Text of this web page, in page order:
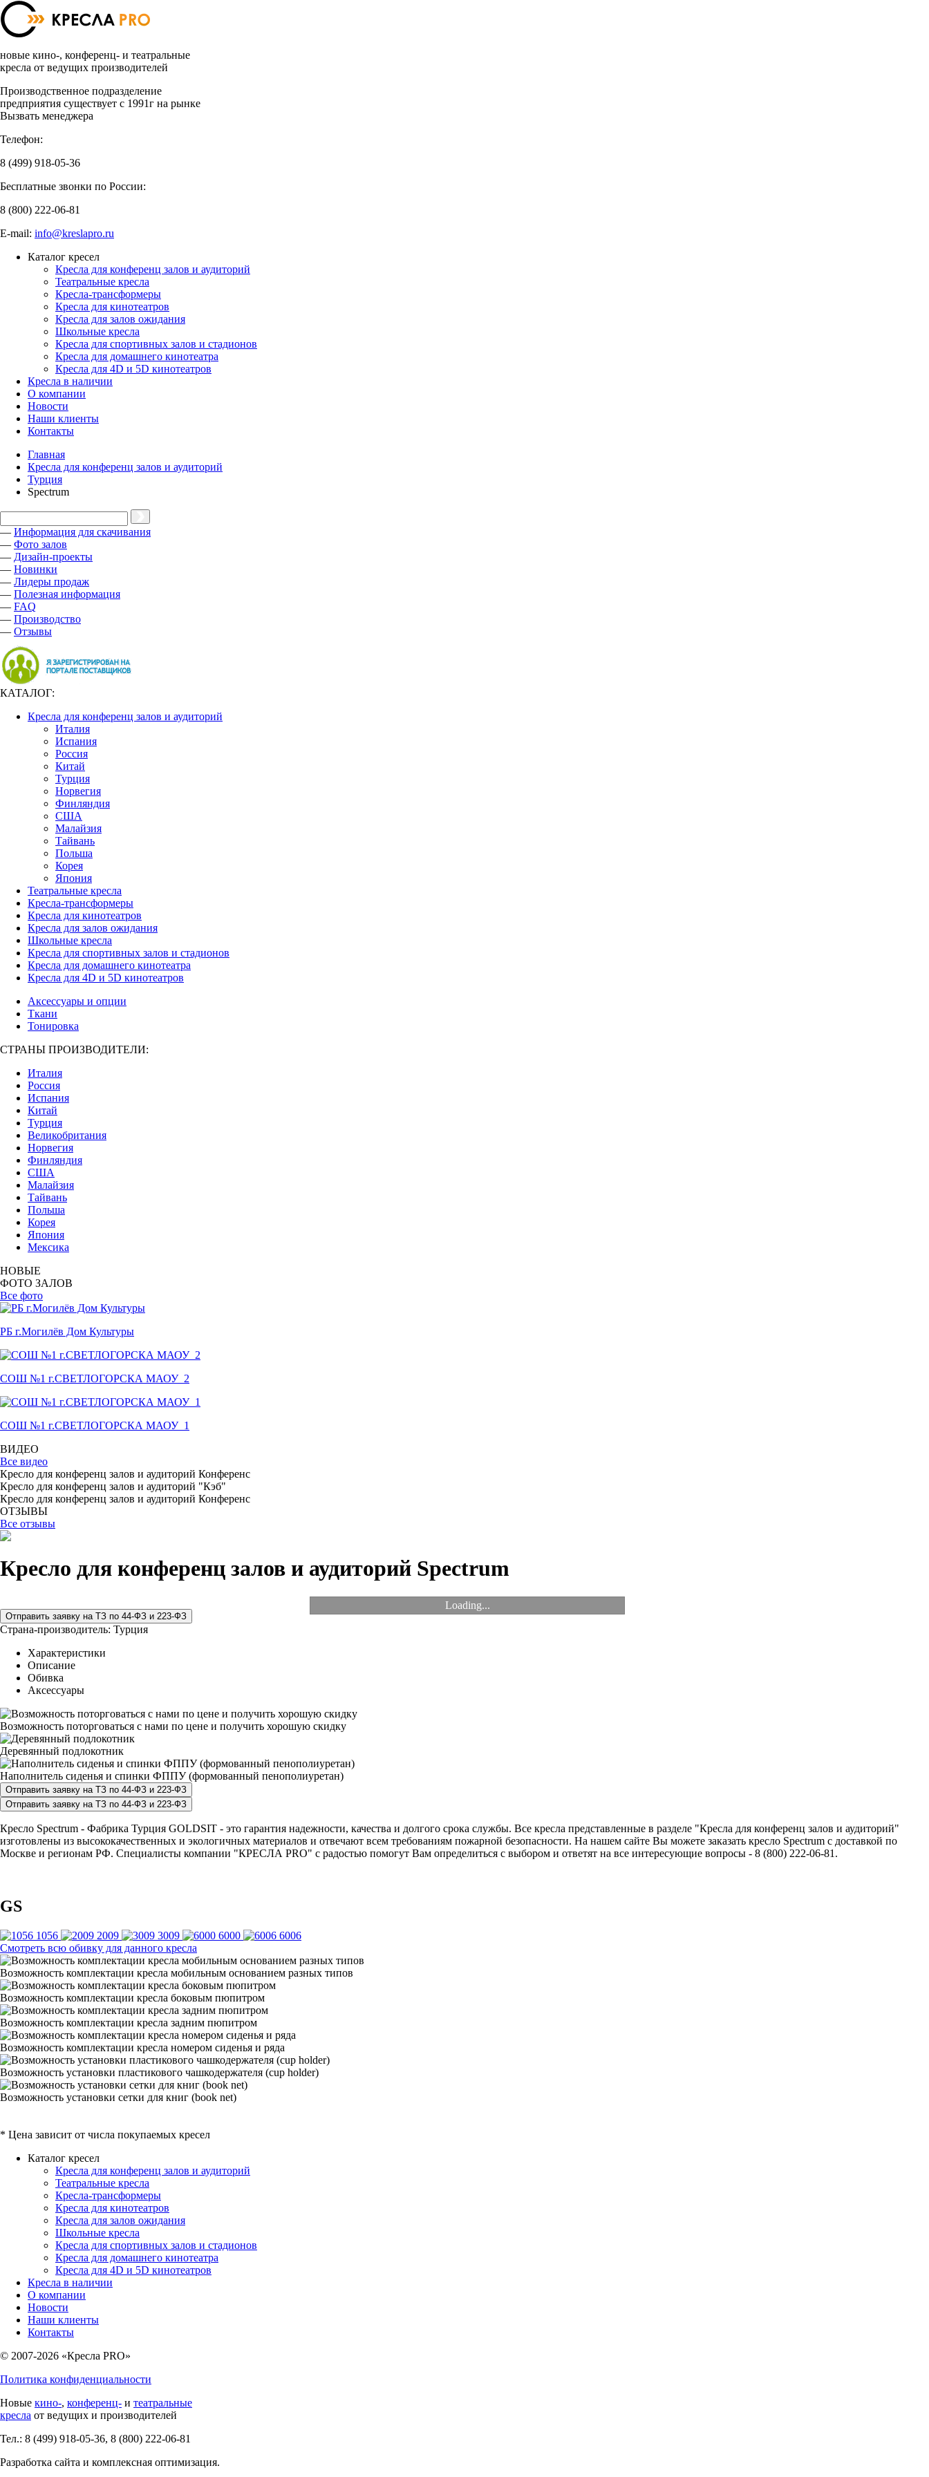
новые кино-, конференц- и театральные
кресла от ведущих производителей
Производственное подразделение
предприятия существует с 1991г на рынке
Вызвать менеджера
Телефон:
8 (499) 918-05-36
Бесплатные звонки по России:
8 (800) 222-06-81
E-mail: info@kreslapro.ru
Каталог кресел
Кресла для конференц залов и аудиторий
Театральные кресла
Кресла-трансформеры
Кресла для кинотеатров
Кресла для залов ожидания
Школьные кресла
Кресла для спортивных залов и стадионов
Кресла для домашнего кинотеатра
Кресла для 4D и 5D кинотеатров
Кресла в наличии
О компании
Новости
Наши клиенты
Контакты
Главная
Кресла для конференц залов и аудиторий
Турция
Spectrum
— Информация для скачивания
— Фото залов
— Дизайн-проекты
— Новинки
— Лидеры продаж
— Полезная информация
— FAQ
— Производство
— Отзывы
КАТАЛОГ:
Кресла для конференц залов и аудиторий
Италия
Испания
Россия
Китай
Турция
Норвегия
Финляндия
США
Малайзия
Тайвань
Польша
Корея
Япония
Театральные кресла
Кресла-трансформеры
Кресла для кинотеатров
Кресла для залов ожидания
Школьные кресла
Кресла для спортивных залов и стадионов
Кресла для домашнего кинотеатра
Кресла для 4D и 5D кинотеатров
Аксессуары и опции
Ткани
Тонировка
СТРАНЫ ПРОИЗВОДИТЕЛИ:
Италия
Россия
Испания
Китай
Турция
Великобритания
Норвегия
Финляндия
США
Малайзия
Тайвань
Польша
Корея
Япония
Мексика
НОВЫЕ
ФОТО ЗАЛОВ
Все фото
РБ г.Могилёв Дом Культуры
СОШ №1 г.СВЕТЛОГОРСКА МАОУ_2
СОШ №1 г.СВЕТЛОГОРСКА МАОУ_1
ВИДЕО
Все видео
Кресло для конференц залов и аудиторий Конференс
Кресло для конференц залов и аудиторий "Кэб"
Кресло для конференц залов и аудиторий Конференс
ОТЗЫВЫ
Все отзывы
Кресло для конференц залов и аудиторий Spectrum
Loading...
Страна-производитель: Турция
Характеристики
Описание
Обивка
Аксессуары
Возможность поторговаться с нами по цене и получить хорошую скидку
Деревянный подлокотник
Наполнитель сиденья и спинки ФППУ (формованный пенополиуретан)
Кресло Spectrum - Фабрика Турция GOLDSIT - это гарантия надежности, качества и долгого срока службы. Все кресла представленные в разделе "Кресла для конференц залов и аудиторий"
изготовлены из высококачественных и экологичных материалов и отвечают всем требованиям пожарной безопасности. На нашем сайте Вы можете заказать кресло Spectrum с доставкой по
Москве и регионам РФ. Специалисты компании "КРЕСЛА PRO" с радостью помогут Вам определиться с выбором и ответят на все интересующие вопросы - 8 (800) 222-06-81.
GS
1056 2009 3009 6000
6006
Смотреть всю обивку для данного кресла
Возможность комплектации кресла мобильным основанием разных типов
Возможность комплектации кресла боковым пюпитром
Возможность комплектации кресла задним пюпитром
Возможность комплектации кресла номером сиденья и ряда
Возможность установки пластикового чашкодержателя (cup holder)
Возможность установки сетки для книг (book net)
* Цена зависит от числа покупаемых кресел
Каталог кресел
Кресла для конференц залов и аудиторий
Театральные кресла
Кресла-трансформеры
Кресла для кинотеатров
Кресла для залов ожидания
Школьные кресла
Кресла для спортивных залов и стадионов
Кресла для домашнего кинотеатра
Кресла для 4D и 5D кинотеатров
Кресла в наличии
О компании
Новости
Наши клиенты
Контакты
© 2007-2026 «Кресла PRO»
Политика конфиденциальности
Новые кино-, конференц- и театральные
кресла от ведущих и производителей
Тел.: 8 (499) 918-05-36, 8 (800) 222-06-81
Разработка сайта и комплексная оптимизация.